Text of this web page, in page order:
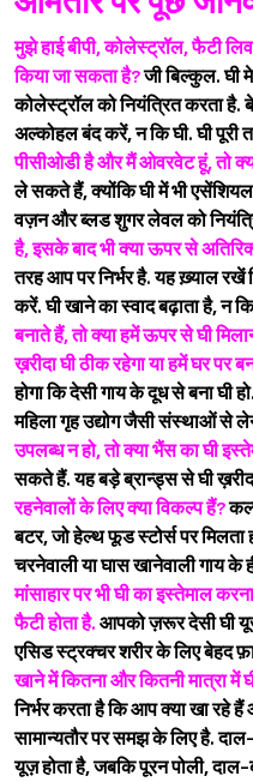
मुझे हाई बीपी, कोलेस्ट्रॉल, फैटी
किया जा सकता है?जी बिल्कुल. घी
कोलेस्ट्रॉल को नियंत्रित करता है.
अल्कोहल बंद करें, न कि घी. घी पूरी
पीसीओडी है और मैं ओवरवेट हूं, तो
ले सकते हैं, क्योंकि घी में भी
वज़न और ब्लड शुगर लेवल को
है, इसके बाद भी क्या ऊपर से
तरह आप पर निर्भर है. यह ख़्याल
करें. घी खाने का स्वाद बढ़ाता है, न
बनाते हैं, तो क्या हमें ऊपर से घी
ख़रीदा घी ठीक रहेगा या हमें घर पर
होगा कि देसी गाय के दूध से बना घी
महिला गृह उद्योग जैसी संस्थाओं से
उपलब्ध न हो, तो क्या भैंस का घी
सकते हैं. यह बड़े ब्रान्ड्स से घी
रहनेवालों के लिए क्या विकल्प हैं?
बटर, जो हेल्थ फूड स्टोर्स पर
चरनेवाली या घास खानेवाली गाय
मांसाहार पर भी घी का इस्तेमाल
फैटी होता है. आपको ज़रूर देसी घी
एसिड स्ट्रक्चर शरीर के लिए बेहद
खाने में कितना और कितनी मात्रा में
निर्भर करता है कि आप क्या खा रहे
सामान्यतौर पर समझ के लिए है.
यूज़ होता है, जबकि पूरन पोली, दाल-